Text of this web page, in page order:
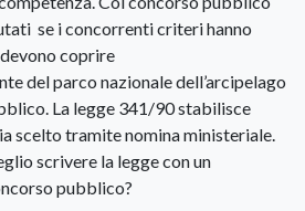
se i concorrenti criteri hanno
coprire
del parco nazionale dell’arcipelago
La legge 341/90 stabilisce
scelto tramite nomina ministeriale.
scrivere la legge con un
pubblico?